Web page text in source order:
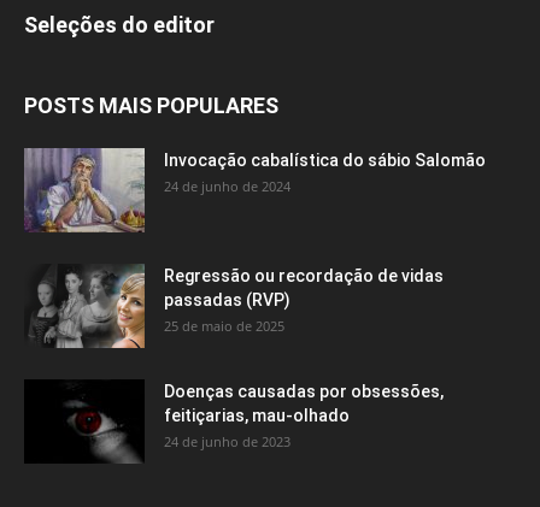
Seleções do editor
POSTS MAIS POPULARES
Invocação cabalística do sábio Salomão
24 de junho de 2024
Regressão ou recordação de vidas
passadas (RVP)
25 de maio de 2025
Doenças causadas por obsessões,
feitiçarias, mau-olhado
24 de junho de 2023